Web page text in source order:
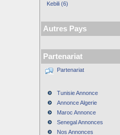
Kebili (6)
Autres Pays
Partenariat
Partenariat
Tunisie Annonce
Annonce Algerie
Maroc Annonce
Senegal Annonces
Nos Annonces